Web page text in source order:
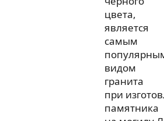
цвета,
является
самым
видом
гранита
при
памятника